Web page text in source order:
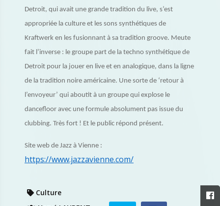
Detroit, qui avait une grande tradition du live, s’est
appropriée la culture et les sons synthétiques de
Kraftwerk en les fusionnant à sa tradition groove. Meute
fait l’inverse : le groupe part de la techno synthétique de
Detroit pour la jouer en live et en analogique, dans la ligne
de la tradition noire américaine. Une sorte de ‘retour à
l’envoyeur’ qui aboutit à un groupe qui explose le
dancefloor avec une formule absolument pas issue du
clubbing. Très fort ! Et le public répond présent.
Site web de Jazz à Vienne :
https://www.jazzavienne.com/
Culture